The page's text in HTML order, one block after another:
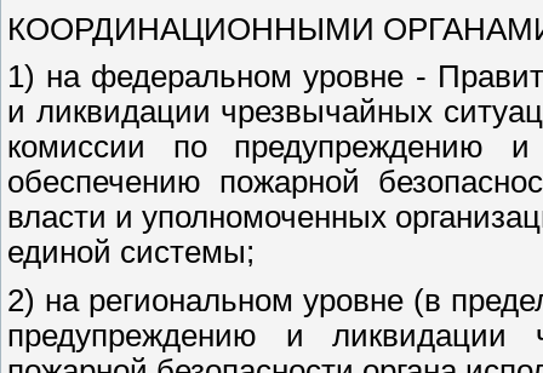
КООРДИНАЦИОННЫМИ ОРГАНАМИ
1) на федеральном уровне -
и ликвидации чрезвычайных
комиссии по предупреждению
обеспечению пожарной
власти и уполномоченных
единой системы;
2) на региональном уровне (в
предупреждению и ликвидации